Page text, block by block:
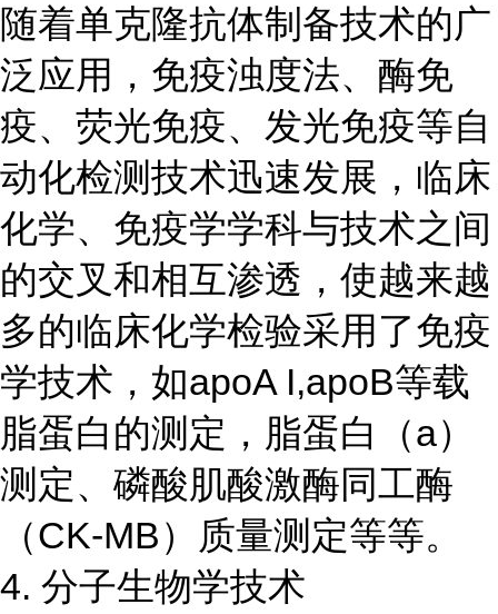
随着单克隆抗体制备技术的广
泛应用，免疫浊度法、酶免
疫、荧光免疫、发光免疫等自
动化检测技术迅速发展，临床
化学、免疫学学科与技术之间
的交叉和相互渗透，使越来越
多的临床化学检验采用了免疫
学技术，如apoA I,apoB等载
脂蛋白的测定，脂蛋白（a）
测定、磷酸肌酸激酶同工酶
（CK-MB）质量测定等等。
4. 分子生物学技术